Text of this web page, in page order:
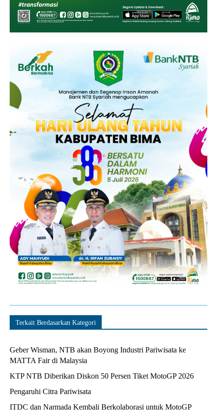
Terkait Berdasarkan Kategori
Geber Wisman, NTB akan Boyong Industri Pariwisata ke
MATTA Fair di Malaysia
KTP NTB Diberikan Diskon 50 Persen Tiket MotoGP 2026
Pengaruhi Citra Pariwisata
ITDC dan Narmada Kembali Berkolaborasi untuk MotoGP